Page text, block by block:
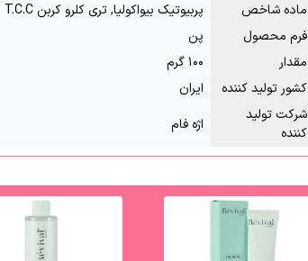
ماده شاخص
پربیوتیک بیواکولیا, تری کلرو کربن T.C.C
فرم محصول
پن
مقدار
۱۰۰ گرم
کشور تولید کننده
ایران
شرکت تولید
کننده
اژه فام